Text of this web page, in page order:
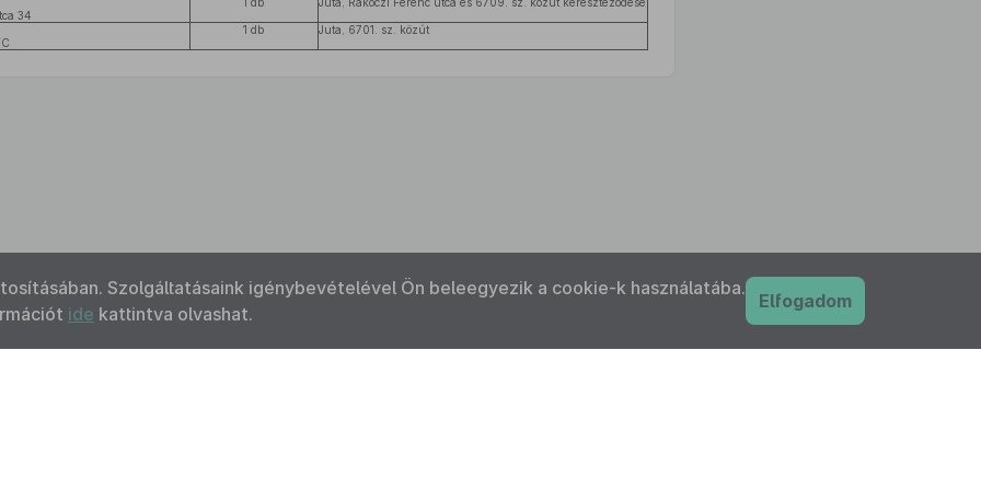
34
1 db Juta, 6701. sz. közút
Szolgáltatásaink igénybevételével Ön beleegyezik a cookie-k használatába.
ide kattintva olvashat.
Elfogadom